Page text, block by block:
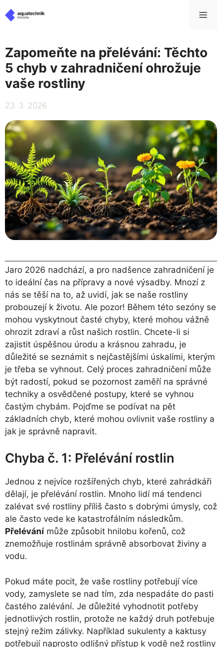
na
Zapomeňte na přelévání: Těchto
5 chyb v zahradničení ohrožuje
vaše rostliny
23. 3. 2026
Jaro 2026 nadchází, a pro nadšence zahradničení je
to ideální čas na přípravy a nové výsadby. Mnozí z
nás se těší na to, až uvidí, jak se naše rostliny
probouzejí k životu. Ale pozor! Během této sezóny se
mohou vyskytnout časté chyby, které mohou vážně
ohrozit zdraví a růst našich rostlin. Chcete-li si
zajistit úspěšnou úrodu a krásnou zahradu, je
důležité se seznámit s nejčastějšími úskalími, kterým
je třeba se vyhnout. Celý proces zahradničení může
být radostí, pokud se pozornost zaměří na správné
techniky a osvědčené postupy, které se vyhnou
častým chybám. Pojďme se podívat na pět
základních chyb, které mohou ovlivnit vaše rostliny a
jak je správně napravit.
Chyba č. 1: Přelévání rostlin
Jednou z nejvíce rozšířených chyb, které zahrádkáři
dělají, je přelévání rostlin. Mnoho lidí má tendenci
zalévat své rostliny příliš často s dobrými úmysly, což
ale často vede ke katastrofálním následkům.
Přelévání může způsobit hnilobu kořenů, což
znemožňuje rostlinám správně absorbovat živiny a
vodu.
Pokud máte pocit, že vaše rostliny potřebují více
vody, zamyslete se nad tím, zda nespadáte do pasti
častého zalévání. Je důležité vyhodnotit potřeby
jednotlivých rostlin, protože ne každý druh potřebuje
stejný režim zálivky. Například sukulenty a kaktusy
potřebují naprosto odlišný přístup k vodě než rostliny